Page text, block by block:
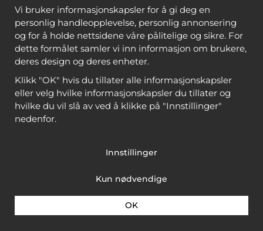
Vi bruker informasjonskapsler for å gi deg en
personlig handleopplevelse, personlig annonsering
og for å holde nettsidene våre pålitelige og sikre. For
dette formålet samler vi inn informasjon om brukere,
deres design og deres enheter.
Klikk "OK" hvis du tillater alle informasjonskapsler
eller velg hvilke informasjonskapsler du tillater og
hvilke du vil slå av ved å klikke på "Innstillinger"
nedenfor.
Innstillinger
Kun nødvendige
OK